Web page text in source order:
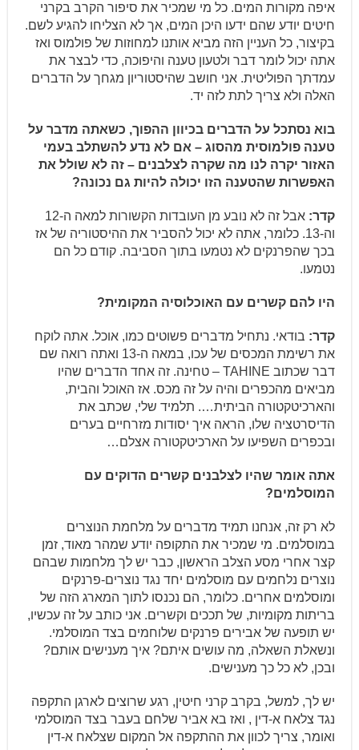
איפה מקורות המים. כל מי שמכיר את סיפור הקרב בקרני
חיטים יודע שהם ידעו היכן המים, אך לא הצליחו להגיע לשם.
בקיצור, כל העניין הזה מביא אותנו למחוזות של פולמוס ואז
אתה יכול לומר דבר ולטעון טענה והיפוכה, כדי לבצר את
עמדתך הפוליטית. אני חושב שהיסטוריון מגחך על הדברים
האלה ולא צריך לתת לזה יד.
בוא נסתכל על הדברים בכיוון ההפוך, כשאתה מדבר על
טענה פולמוסית מהסוג – אם לא נדע להשתלב בעמי
האזור יקרה לנו מה שקרה לצלבנים – זה לא שולל את
האפשרות שהטענה הזו יכולה להיות גם נכונה?
קדר:
אבל זה לא נובע מן העובדות הקשורות למאה ה-12
וה-13. כלומר, אתה לא יכול להסביר את ההיסטוריה של אז
בכך שהפרנקים לא נטמעו בתוך הסביבה. קודם כל הם
נטמעו.
היו להם קשרים עם האוכלוסיה המקומית?
קדר: בודאי. נתחיל מדברים פשוטים כמו, אוכל. אתה לוקח
את רשימת המכסים של עכו, במאה ה-13 ואתה רואה שם
דבר שכתוב TAHINE – טחינה. זה אחד הדברים שהיו
מביאים מהכפרים והיה על זה מכס. אז האוכל והבית,
והארכיטקטורה הביתית…. תלמיד שלי, שכתב את
הדיסרטציה שלו, הראה איך יסודות מזרחיים בערים
ובכפרים השפיעו על הארכיטקטורה אצלם…
אתה אומר שהיו לצלבנים קשרים הדוקים עם
המוסלמים?
לא רק זה, אנחנו תמיד מדברים על מלחמת הנוצרים
במוסלמים. מי שמכיר את התקופה יודע שמהר מאוד, זמן
קצר אחרי מסע הצלב הראשון, כבר יש לך מלחמות שבהם
נוצרים נלחמים עם מוסלמים יחד נגד נוצרים-פרנקים
ומוסלמים אחרים. כלומר, הם נכנסו לתוך המארג הזה של
בריתות מקומיות, של תככים וקשרים. אני כותב על זה עכשיו,
יש תופעה של אבירים פרנקים שלוחמים בצד המוסלמי.
ונשאלת השאלה, מה עושים איתם? איך מענישים אותם?
ובכן, לא כל כך מענישים.
יש לך, למשל, בקרב קרני חיטין, רגע שרוצים לארגן התקפה
נגד צלאח א-דין , ואז בא אביר שלחם בעבר בצד המוסלמי
ואומר, צריך לכוון את ההתקפה אל המקום שצלאח א-דין